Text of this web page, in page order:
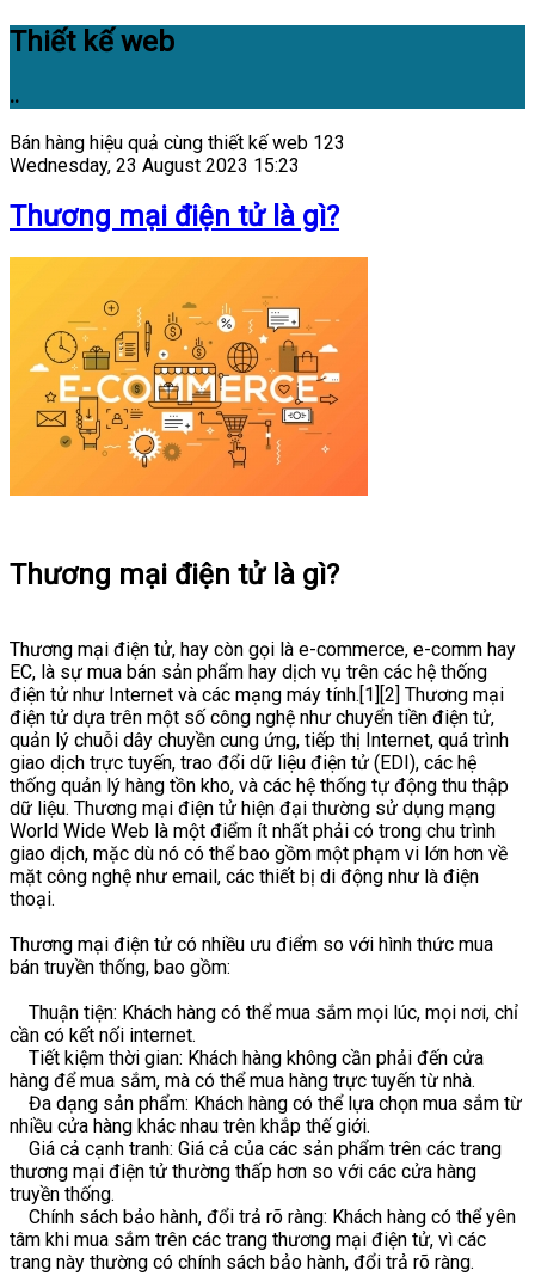
Thiết kế web
..
Bán hàng hiệu quả cùng thiết kế web 123
Wednesday, 23 August 2023 15:23
Thương mại điện tử là gì?
Thương mại điện tử là gì?
Thương mại điện tử, hay còn gọi là e-commerce, e-comm hay
EC, là sự mua bán sản phẩm hay dịch vụ trên các hệ thống
điện tử như Internet và các mạng máy tính.[1][2] Thương mại
điện tử dựa trên một số công nghệ như chuyển tiền điện tử,
quản lý chuỗi dây chuyền cung ứng, tiếp thị Internet, quá trình
giao dịch trực tuyến, trao đổi dữ liệu điện tử (EDI), các hệ
thống quản lý hàng tồn kho, và các hệ thống tự động thu thập
dữ liệu. Thương mại điện tử hiện đại thường sử dụng mạng
World Wide Web là một điểm ít nhất phải có trong chu trình
giao dịch, mặc dù nó có thể bao gồm một phạm vi lớn hơn về
mặt công nghệ như email, các thiết bị di động như là điện
thoại.
Thương mại điện tử có nhiều ưu điểm so với hình thức mua
bán truyền thống, bao gồm:
Thuận tiện: Khách hàng có thể mua sắm mọi lúc, mọi nơi, chỉ
cần có kết nối internet.
Tiết kiệm thời gian: Khách hàng không cần phải đến cửa
hàng để mua sắm, mà có thể mua hàng trực tuyến từ nhà.
Đa dạng sản phẩm: Khách hàng có thể lựa chọn mua sắm từ
nhiều cửa hàng khác nhau trên khắp thế giới.
Giá cả cạnh tranh: Giá cả của các sản phẩm trên các trang
thương mại điện tử thường thấp hơn so với các cửa hàng
truyền thống.
Chính sách bảo hành, đổi trả rõ ràng: Khách hàng có thể yên
tâm khi mua sắm trên các trang thương mại điện tử, vì các
trang này thường có chính sách bảo hành, đổi trả rõ ràng.